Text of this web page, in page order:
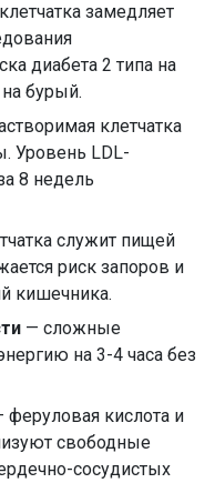
замедляет
диабета 2 типа на
бурый.
клетчатка
Уровень LDL-
8 недель
служит пищей
риск запоров и
кишечника.
— сложные
на 3-4 часа без
феруловая кислота и
свободные
сосудистых